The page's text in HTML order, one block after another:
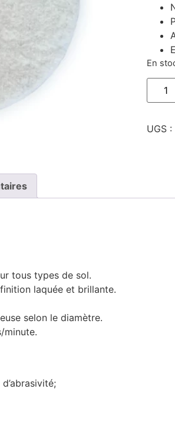
En
UGS :
tous types de sol.
laquée et brillante.
selon le diamètre.
minute.